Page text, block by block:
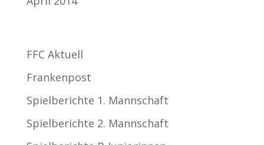
FFC Aktuell
Frankenpost
Spielberichte 1. Mannschaft
Spielberichte 2. Mannschaft